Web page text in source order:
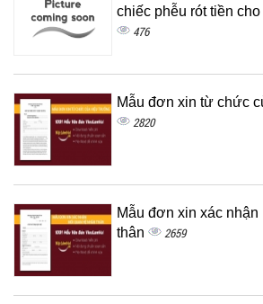
chiếc phễu rót tiền
476
Mẫu đơn xin từ chức
2820
Mẫu đơn xin xác
thân
2659